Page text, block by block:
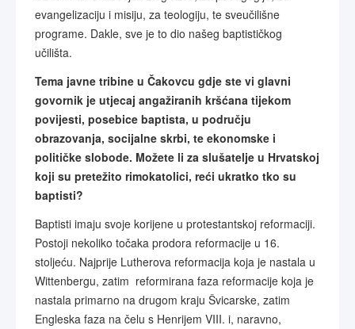
evangelizaciju i misiju, za teologiju, te sveučilišne
programe. Dakle, sve je to dio našeg baptističkog
učilišta.
Tema javne tribine u Čakovcu gdje ste vi glavni
govornik je utjecaj angažiranih kršćana tijekom
povijesti, posebice baptista, u području
obrazovanja, socijalne skrbi, te ekonomske i
političke slobode. Možete li za slušatelje u Hrvatskoj
koji su pretežito rimokatolici, reći ukratko tko su
baptisti?
Baptisti imaju svoje korijene u protestantskoj reformaciji.
Postoji nekoliko točaka prodora reformacije u 16.
stoljeću. Najprije Lutherova reformacija koja je nastala u
Wittenbergu, zatim reformirana faza reformacije koja je
nastala primarno na drugom kraju Švicarske, zatim
Engleska faza na čelu s Henrijem VIII. i, naravno,